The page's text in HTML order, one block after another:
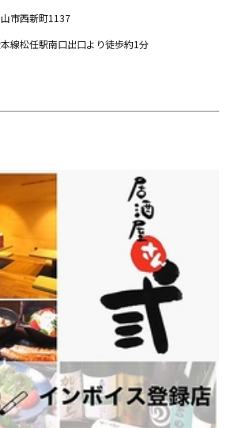
市西新町1137
線松任駅南口出口より徒歩約1分